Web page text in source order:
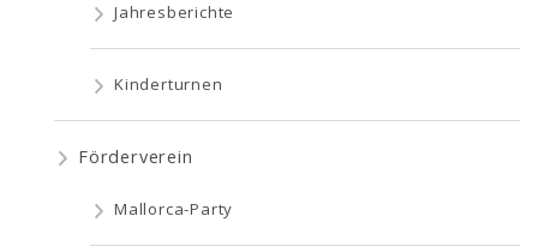
Jahresberichte
Kinderturnen
Förderverein
Mallorca-Party